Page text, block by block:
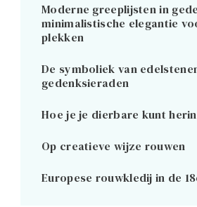
Moderne greeplijsten in
minimalistische elegantie
plekken
De symboliek van
gedenksieraden
Hoe je je dierbare kunt
Op creatieve wijze rouwen
Europese rouwkledij in de